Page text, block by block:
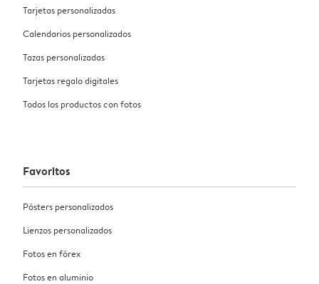
Tarjetas personalizadas
Calendarios personalizados
Tazas personalizadas
Tarjetas regalo digitales
Todos los productos con fotos
Favoritos
Pósters personalizados
Lienzos personalizados
Fotos en fórex
Fotos en aluminio